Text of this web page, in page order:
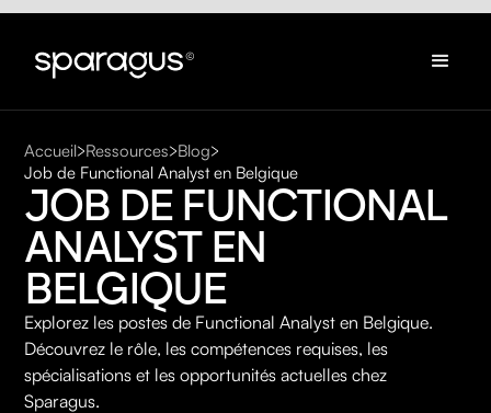
Accueil Ressources Blog
Job de Functional Analyst en Belgique
JOB DE FUNCTIONAL
ANALYST EN
BELGIQUE
Explorez les postes de Functional Analyst en Belgique.
Découvrez le rôle, les compétences requises, les
spécialisations et les opportunités actuelles chez
Sparagus.